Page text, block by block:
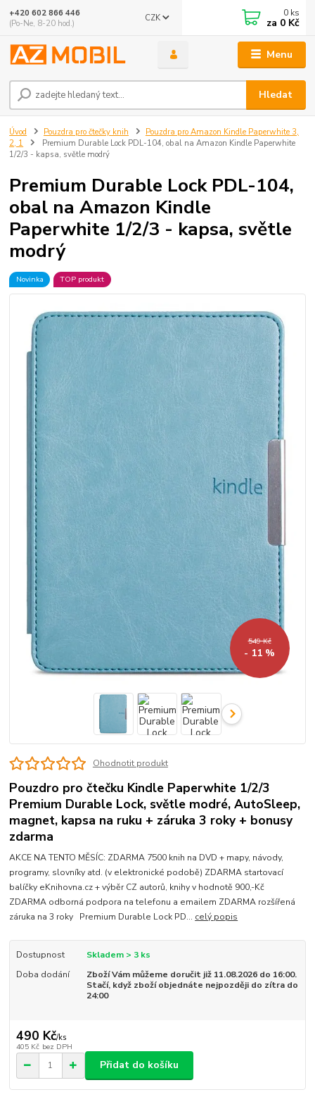
Menu
CZK
Hledat
+420 602 866 446
(Po-Ne, 8-20 hod.)
0 ks
za 0 Kč
Úvod Pouzdra pro čtečky knih
Pouzdra pro Amazon Kindle Paperwhite 3,
2, 1
Premium Durable Lock PDL-104, obal na Amazon Kindle Paperwhite
1/2/3 - kapsa, světle modrý
Premium Durable Lock PDL-104,
obal na Amazon Kindle
Paperwhite 1/2/3 - kapsa, světle
modrý
Novinka TOP produkt
549 Kč
- 11 %
Ohodnotit produkt
Pouzdro pro čtečku Kindle Paperwhite 1/2/3
Premium Durable Lock, světle modré, AutoSleep,
magnet, kapsa na ruku + záruka 3 roky + bonusy
zdarma
AKCE NA TENTO MĚSÍC: ZDARMA 7500 knih na DVD + mapy, návody,
programy, slovníky atd. (v elektronické podobě) ZDARMA startovací
balíčky eKnihovna.cz + výběr CZ autorů, knihy v hodnotě 900,-Kč
ZDARMA odborná podpora na telefonu a emailem ZDARMA rozšířená
záruka na 3 roky Premium Durable Lock PD... celý popis
Dostupnost
Skladem > 3 ks
Doba dodání
Zboží Vám můžeme doručit již 11.08.2026 do 16:00.
Stačí, když zboží objednáte nejpozději do zítra do
24:00
490 Kč/ks
405 Kč bez DPH
Přidat do košíku